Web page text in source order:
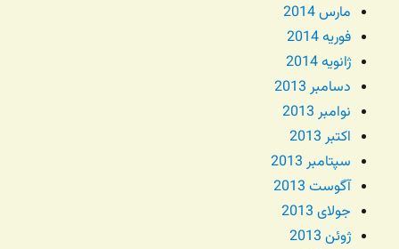
مارس 2014
فوریه 2014
ژانویه 2014
دسامبر 2013
نوامبر 2013
اکتبر 2013
سپتامبر 2013
آگوست 2013
جولای 2013
ژوئن 2013